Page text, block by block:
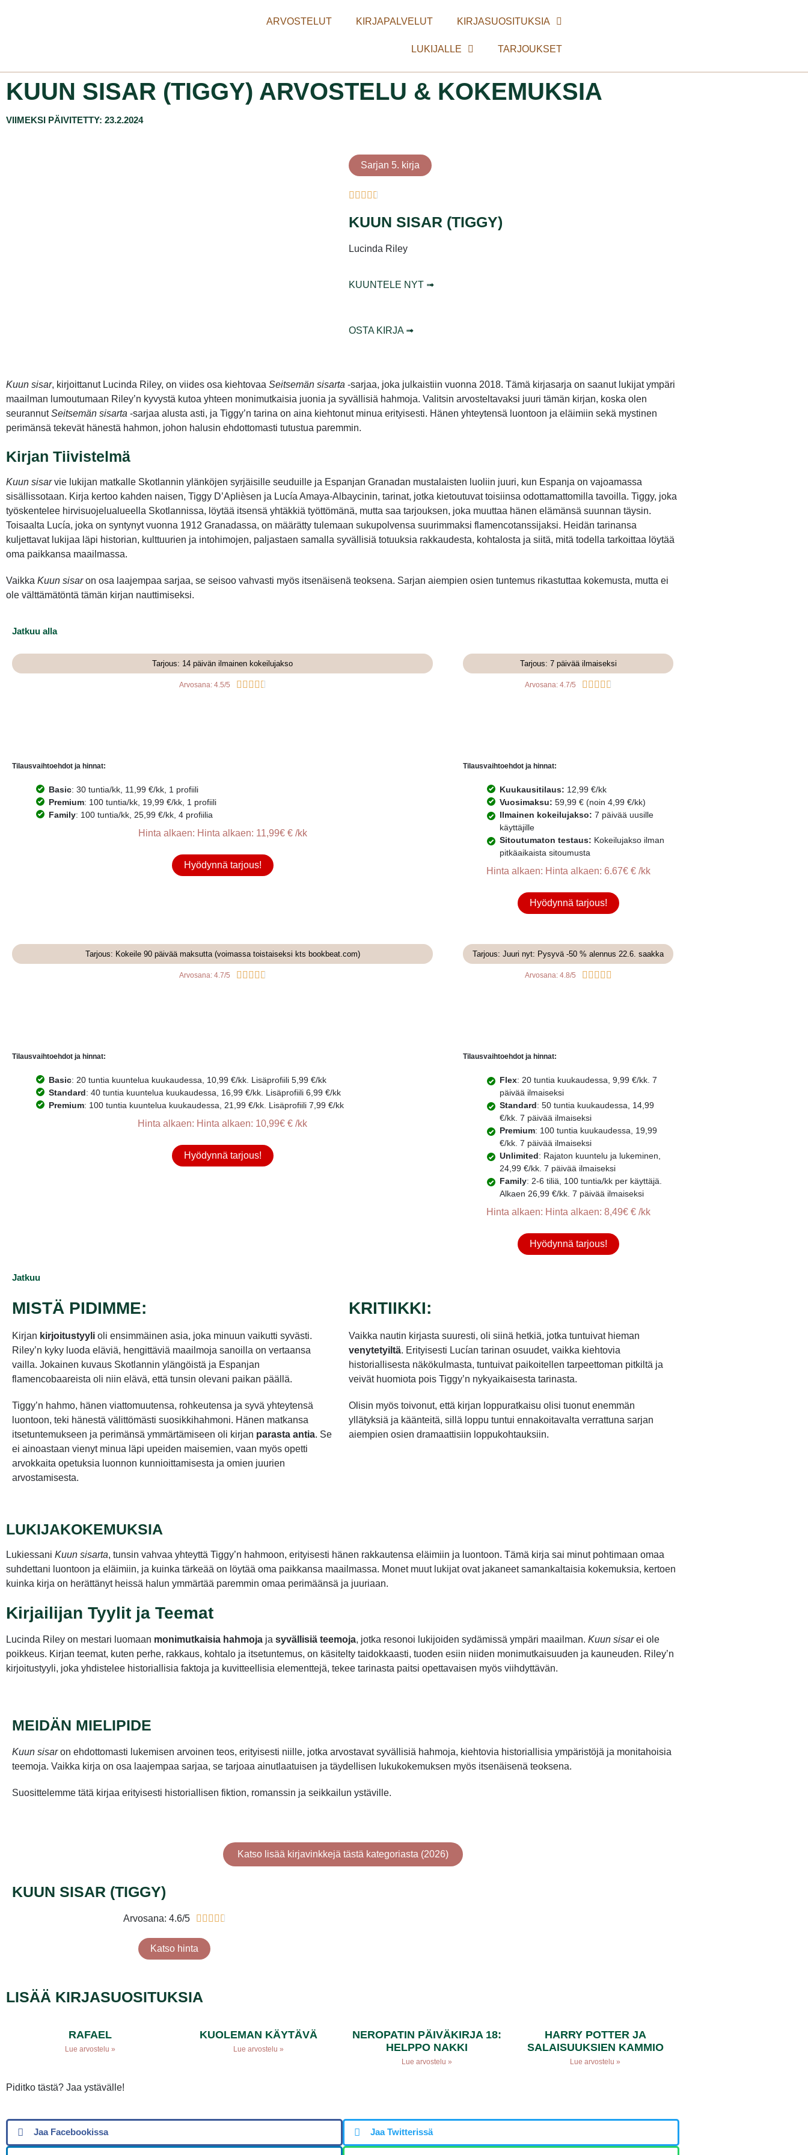
ARVOSTELUT KIRJAPALVELUT KIRJASUOSITUKSIA
LUKIJALLE TARJOUKSET
KUUN SISAR (TIGGY) ARVOSTELU & KOKEMUKSIA
VIIMEKSI PÄIVITETTY: 23.2.2024
Sarjan 5. kirja
KUUN SISAR (TIGGY)
Lucinda Riley
KUUNTELE NYT ➟
OSTA KIRJA ➟
Kuun sisar, kirjoittanut Lucinda Riley, on viides osa kiehtovaa Seitsemän sisarta -sarjaa, joka julkaistiin vuonna 2018. Tämä kirjasarja on saanut lukijat ympäri
maailman lumoutumaan Riley’n kyvystä kutoa yhteen monimutkaisia juonia ja syvällisiä hahmoja. Valitsin arvosteltavaksi juuri tämän kirjan, koska olen
seurannutSeitsemän sisarta -sarjaa alusta asti, ja Tiggy’n tarina on aina kiehtonut minua erityisesti. Hänen yhteytensä luontoon ja eläimiin sekä mystinen
perimänsä tekevät hänestä hahmon, johon halusin ehdottomasti tutustua paremmin.
Kirjan Tiivistelmä
Kuun sisarvie lukijan matkalle Skotlannin ylänköjen syrjäisille seuduille ja Espanjan Granadan mustalaisten luoliin juuri, kun Espanja on vajoamassa
sisällissotaan. Kirja kertoo kahden naisen, Tiggy D’Aplièsen ja Lucía Amaya-Albaycinin, tarinat, jotka kietoutuvat toisiinsa odottamattomilla tavoilla. Tiggy, joka
työskentelee hirvisuojelualueella Skotlannissa, löytää itsensä yhtäkkiä työttömänä, mutta saa tarjouksen, joka muuttaa hänen elämänsä suunnan täysin.
Toisaalta Lucía, joka on syntynyt vuonna 1912 Granadassa, on määrätty tulemaan sukupolvensa suurimmaksi flamencotanssijaksi. Heidän tarinansa
kuljettavat lukijaa läpi historian, kulttuurien ja intohimojen, paljastaen samalla syvällisiä totuuksia rakkaudesta, kohtalosta ja siitä, mitä todella tarkoittaa löytää
oma paikkansa maailmassa.
Vaikka Kuun sisaron osa laajempaa sarjaa, se seisoo vahvasti myös itsenäisenä teoksena. Sarjan aiempien osien tuntemus rikastuttaa kokemusta, mutta ei
ole välttämätöntä tämän kirjan nauttimiseksi.
Jatkuu alla
Tarjous: 14 päivän ilmainen kokeilujakso
Arvosana: 4.5/5     
Tilausvaihtoehdot ja hinnat:
Basic: 30 tuntia/kk, 11,99 €/kk, 1 profiili
Premium: 100 tuntia/kk, 19,99 €/kk, 1 profiili
Family: 100 tuntia/kk, 25,99 €/kk, 4 profiilia
Hinta alkaen: Hinta alkaen: 11,99€ € /kk
Hyödynnä tarjous!
Tarjous: 7 päivää ilmaiseksi
Arvosana: 4.7/5     
Tilausvaihtoehdot ja hinnat:
Kuukausitilaus: 12,99 €/kk
Vuosimaksu: 59,99 € (noin 4,99 €/kk)
Ilmainen kokeilujakso: 7 päivää uusille
käyttäjille
Sitoutumaton testaus: Kokeilujakso ilman
pitkäaikaista sitoumusta
Hinta alkaen: Hinta alkaen: 6.67€ € /kk
Hyödynnä tarjous!
Tarjous: Kokeile 90 päivää maksutta (voimassa toistaiseksi kts bookbeat.com)
Arvosana: 4.7/5     
Tilausvaihtoehdot ja hinnat:
Basic: 20 tuntia kuuntelua kuukaudessa, 10,99 €/kk. Lisäprofiili 5,99 €/kk
Standard: 40 tuntia kuuntelua kuukaudessa, 16,99 €/kk. Lisäprofiili 6,99 €/kk
Premium: 100 tuntia kuuntelua kuukaudessa, 21,99 €/kk. Lisäprofiili 7,99 €/kk
Hinta alkaen: Hinta alkaen: 10,99€ € /kk
Hyödynnä tarjous!
Tarjous: Juuri nyt: Pysyvä -50 % alennus 22.6. saakka
Arvosana: 4.8/5     
Tilausvaihtoehdot ja hinnat:
Flex: 20 tuntia kuukaudessa, 9,99 €/kk. 7
päivää ilmaiseksi
Standard: 50 tuntia kuukaudessa, 14,99
€/kk. 7 päivää ilmaiseksi
Premium: 100 tuntia kuukaudessa, 19,99
€/kk. 7 päivää ilmaiseksi
Unlimited: Rajaton kuuntelu ja lukeminen,
24,99 €/kk. 7 päivää ilmaiseksi
Family: 2-6 tiliä, 100 tuntia/kk per käyttäjä.
Alkaen 26,99 €/kk. 7 päivää ilmaiseksi
Hinta alkaen: Hinta alkaen: 8,49€ € /kk
Hyödynnä tarjous!
Jatkuu
MISTÄ PIDIMME:
Kirjan kirjoitustyyli oli ensimmäinen asia, joka minuun vaikutti syvästi.
Riley’n kyky luoda eläviä, hengittäviä maailmoja sanoilla on vertaansa
vailla. Jokainen kuvaus Skotlannin ylängöistä ja Espanjan
flamencobaareista oli niin elävä, että tunsin olevani paikan päällä.
Tiggy’n hahmo, hänen viattomuutensa, rohkeutensa ja syvä yhteytensä
luontoon, teki hänestä välittömästi suosikkihahmoni. Hänen matkansa
itsetuntemukseen ja perimänsä ymmärtämiseen oli kirjan parasta antia. Se
ei ainoastaan vienyt minua läpi upeiden maisemien, vaan myös opetti
arvokkaita opetuksia luonnon kunnioittamisesta ja omien juurien
arvostamisesta.
KRITIIKKI:
Vaikka nautin kirjasta suuresti, oli siinä hetkiä, jotka tuntuivat hieman
venytetyiltä. Erityisesti Lucían tarinan osuudet, vaikka kiehtovia
historiallisesta näkökulmasta, tuntuivat paikoitellen tarpeettoman pitkiltä ja
veivät huomiota pois Tiggy’n nykyaikaisesta tarinasta.
Olisin myös toivonut, että kirjan loppuratkaisu olisi tuonut enemmän
yllätyksiä ja käänteitä, sillä loppu tuntui ennakoitavalta verrattuna sarjan
aiempien osien dramaattisiin loppukohtauksiin.
LUKIJAKOKEMUKSIA
Lukiessani Kuun sisarta, tunsin vahvaa yhteyttä Tiggy’n hahmoon, erityisesti hänen rakkautensa eläimiin ja luontoon. Tämä kirja sai minut pohtimaan omaa
suhdettani luontoon ja eläimiin, ja kuinka tärkeää on löytää oma paikkansa maailmassa. Monet muut lukijat ovat jakaneet samankaltaisia kokemuksia, kertoen
kuinka kirja on herättänyt heissä halun ymmärtää paremmin omaa perimäänsä ja juuriaan.
Kirjailijan Tyylit ja Teemat
Lucinda Riley on mestari luomaan monimutkaisia hahmoja ja syvällisiä teemoja, jotka resonoi lukijoiden sydämissä ympäri maailman. Kuun sisarei ole
poikkeus. Kirjan teemat, kuten perhe, rakkaus, kohtalo ja itsetuntemus, on käsitelty taidokkaasti, tuoden esiin niiden monimutkaisuuden ja kauneuden. Riley’n
kirjoitustyyli, joka yhdistelee historiallisia faktoja ja kuvitteellisia elementtejä, tekee tarinasta paitsi opettavaisen myös viihdyttävän.
MEIDÄN MIELIPIDE
Kuun sisaron ehdottomasti lukemisen arvoinen teos, erityisesti niille, jotka arvostavat syvällisiä hahmoja, kiehtovia historiallisia ympäristöjä ja monitahoisia
teemoja. Vaikka kirja on osa laajempaa sarjaa, se tarjoaa ainutlaatuisen ja täydellisen lukukokemuksen myös itsenäisenä teoksena.
Suosittelemme tätä kirjaa erityisesti historiallisen fiktion, romanssin ja seikkailun ystäville.
Katso lisää kirjavinkkejä tästä kategoriasta (2026)
KUUN SISAR (TIGGY)
Arvosana: 4.6/5     
Katso hinta
LISÄÄ KIRJASUOSITUKSIA
RAFAEL
Lue arvostelu »
KUOLEMAN KÄYTÄVÄ
Lue arvostelu »
NEROPATIN PÄIVÄKIRJA 18:
HELPPO NAKKI
Lue arvostelu »
HARRY POTTER JA
SALAISUUKSIEN KAMMIO
Lue arvostelu »
Piditko tästä? Jaa ystävälle!
Jaa Facebookissa Jaa Twitterissä